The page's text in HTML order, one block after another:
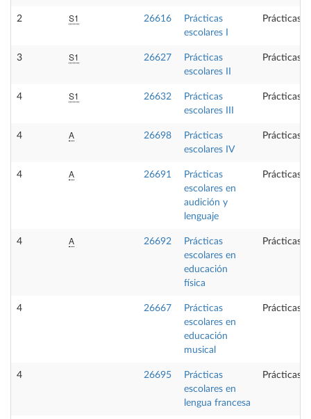
2 S1 26616
Prácticas
escolares I
Prácticas
3 S1 26627
Prácticas
escolares II
Prácticas
4 S1 26632
Prácticas
escolares III
Prácticas
4 A 26698
Prácticas
escolares IV
Prácticas
4 A 26691
Prácticas
escolares en
audición y
lenguaje
Prácticas
4 A 26692
Prácticas
escolares en
educación
física
Prácticas
4 26667
Prácticas
escolares en
educación
musical
Prácticas
4 26695
Prácticas
escolares en
lengua francesa
Prácticas